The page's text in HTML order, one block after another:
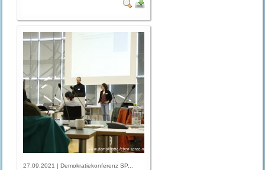
27.09.2021 | Demokratiekonferenz SP...